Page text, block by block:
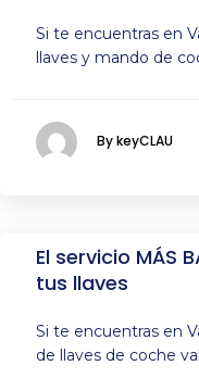
Si te encuentras en
llaves y mando de
By keyCLAU
El servicio MÁS
tus llaves
Si te encuentras en
de llaves de coche